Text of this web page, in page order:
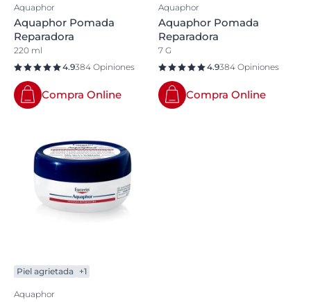
Aquaphor
Aquaphor Pomada
Reparadora
220 ml
4.9384 Opiniones
Compra Online
Aquaphor
Aquaphor Pomada
Reparadora
7 G
4.9384 Opiniones
Compra Online
Piel agrietada +1
Aquaphor